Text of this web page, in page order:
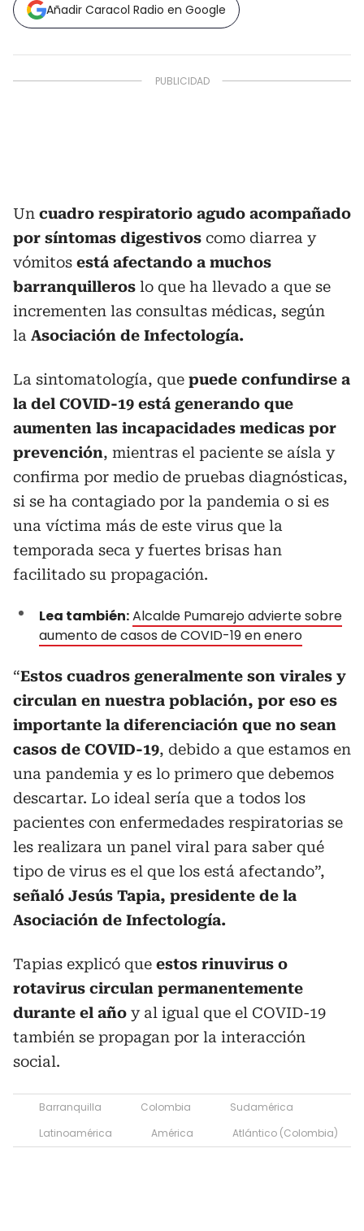
Añadir Caracol Radio en Google
Un cuadro respiratorio agudo acompañado
por síntomas digestivos como diarrea y
vómitos está afectando a muchos
barranquilleros lo que ha llevado a que se
incrementen las consultas médicas, según
la Asociación de Infectología.
La sintomatología, que puede confundirse a
la del COVID-19 está generando que
aumenten las incapacidades medicas por
prevención, mientras el paciente se aísla y
confirma por medio de pruebas diagnósticas,
si se ha contagiado por la pandemia o si es
una víctima más de este virus que la
temporada seca y fuertes brisas han
facilitado su propagación.
Lea también:Alcalde Pumarejo advierte sobre
aumento de casos de COVID-19 en enero
“Estos cuadros generalmente son virales y
circulan en nuestra población, por eso es
importante la diferenciación que no sean
casos de COVID-19, debido a que estamos en
una pandemia y es lo primero que debemos
descartar. Lo ideal sería que a todos los
pacientes con enfermedades respiratorias se
les realizara un panel viral para saber qué
tipo de virus es el que los está afectando”,
señaló Jesús Tapia, presidente de la
Asociación de Infectología.
Tapias explicó que estos rinuvirus o
rotavirus circulan permanentemente
durante el año y al igual que el COVID-19
también se propagan por la interacción
social.
Barranquilla Colombia
Sudamérica
Latinoamérica
América Atlántico (Colombia)